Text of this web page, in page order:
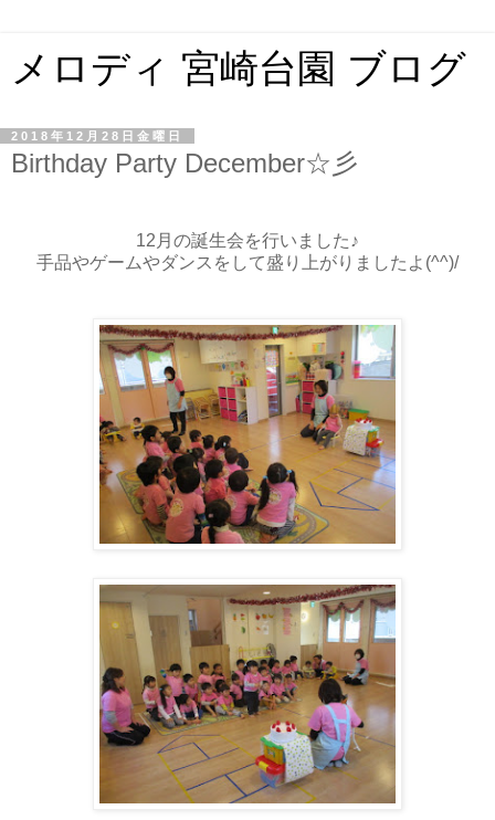
メロディ 宮崎台園 ブログ
2018年12月28日金曜日
Birthday Party December☆彡
12月の誕生会を行いました♪
手品やゲームやダンスをして盛り上がりましたよ(^^)/